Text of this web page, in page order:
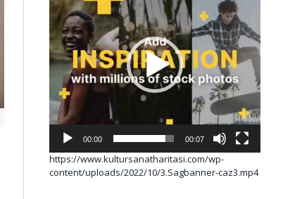
00:00 00:07
https://www.kultursanatharitasi.com/wp-
content/uploads/2022/10/3.Sagbanner-caz3.mp4